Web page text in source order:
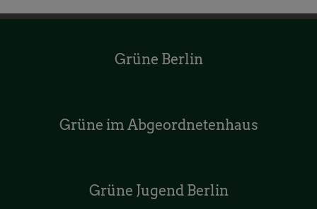
Grüne Berlin
Grüne im Abgeordnetenhaus
Grüne Jugend Berlin